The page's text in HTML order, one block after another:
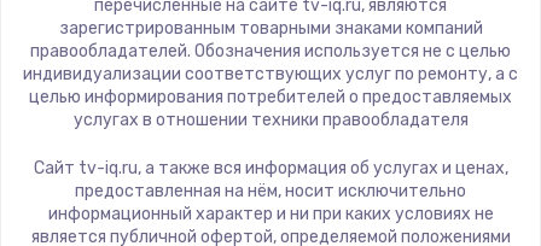
Замена видеочипа
2745 руб.
Заказать
2600 руб.
Заказать
National
iFFALCON
Tuvio
Nord
BenQ
перечисленные на сайте tv-iq.ru, являются
зарегистрированным товарными знаками компаний
правообладателей. Обозначения используется не с целью
индивидуализации соответствующих услуг по ремонту, а с
целью информирования потребителей о предоставляемых
услугах в отношении техники правообладателя
Сайт tv-iq.ru, а также вся информация об услугах и ценах,
предоставленная на нём, носит исключительно
информационный характер и ни при каких условиях не
является публичной офертой, определяемой положениями